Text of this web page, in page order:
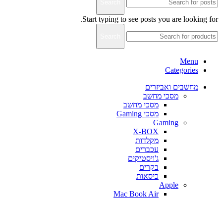
Start typing to see posts you are looking for.
Menu
Categories
מחשבים ואביזרים
מסכי מחשב
מסכי מחשב
מסכי Gaming
Gaming
X-BOX
מקלדות
עכברים
ג'ויסטיקים
בקרים
כיסאות
Apple
Mac Book Air